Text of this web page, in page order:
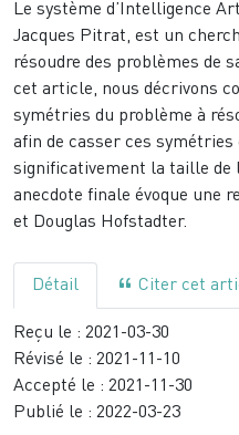
Le système d’Intelligence
Jacques Pitrat, est un
résoudre des problèmes de
cet article, nous décrivons
symétries du problème à
afin de casser ces symétries
significativement la taille de
anecdote finale évoque une
et Douglas Hofstadter.
Détail Citer cet
Reçu le : 2021-03-30
Révisé le : 2021-11-10
Accepté le : 2021-11-30
Publié le : 2022-03-23